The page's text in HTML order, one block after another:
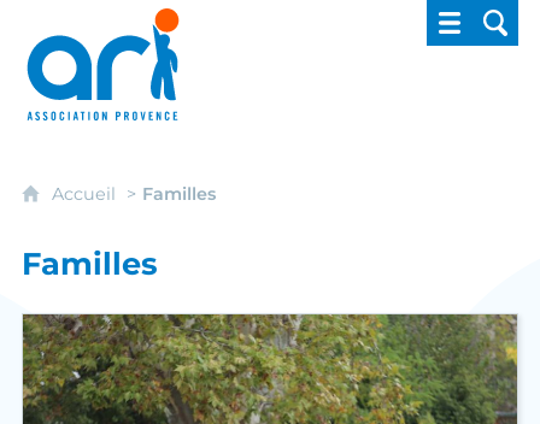
ARI - Association régionale pour
Accueil Familles
Familles